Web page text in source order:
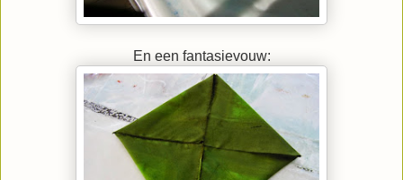
En een fantasievouw: